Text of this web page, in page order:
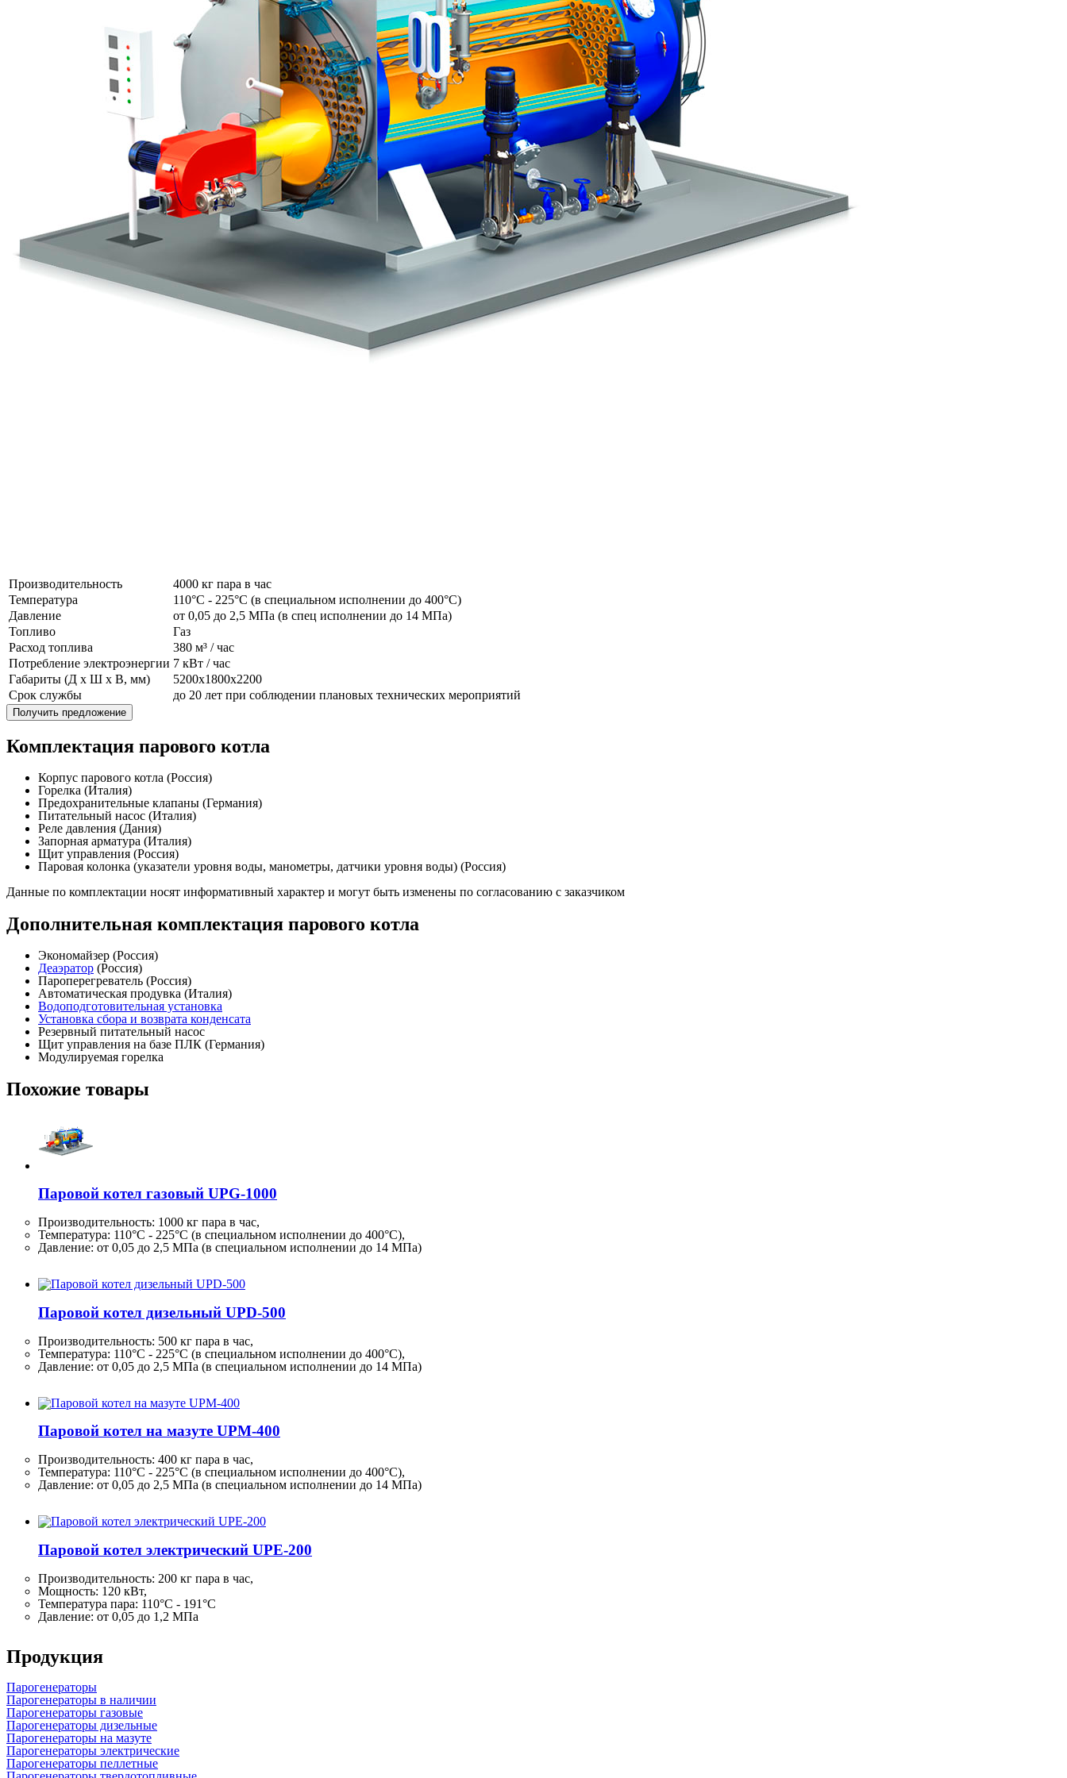
Производительность
4000 кг пара в час
Температура
110°C - 225°C (в специальном исполнении до 400°C)
Давление
от 0,05 до 2,5 МПа (в спец исполнении до 14 МПа)
Топливо
Газ
Расход топлива
380 м³ / час
Потребление электроэнергии 7 кВт / час
Габариты (Д x Ш x В, мм)
5200x1800x2200
Срок службы
до 20 лет при соблюдении плановых технических мероприятий
Получить предложение
Комплектация парового котла
Корпус парового котла (Россия)
Горелка (Италия)
Предохранительные клапаны (Германия)
Питательный насос (Италия)
Реле давления (Дания)
Запорная арматура (Италия)
Щит управления (Россия)
Паровая колонка (указатели уровня воды, манометры, датчики уровня воды) (Россия)
Данные по комплектации носят информативный характер и могут быть изменены по согласованию с заказчиком
Дополнительная комплектация парового котла
Экономайзер (Россия)
Деаэратор (Россия)
Пароперегреватель (Россия)
Автоматическая продувка (Италия)
Водоподготовительная установка
Установка сбора и возврата конденсата
Резервный питательный насос
Щит управления на базе ПЛК (Германия)
Модулируемая горелка
Похожие товары
Паровой котел газовый UPG-1000
Производительность: 1000 кг пара в час,
Температура: 110°C - 225°C (в специальном исполнении до 400°C),
Давление: от 0,05 до 2,5 МПа (в специальном исполнении до 14 МПа)
Паровой котел дизельный UPD-500
Производительность: 500 кг пара в час,
Температура: 110°C - 225°C (в специальном исполнении до 400°C),
Давление: от 0,05 до 2,5 МПа (в специальном исполнении до 14 МПа)
Паровой котел на мазуте UPM-400
Производительность: 400 кг пара в час,
Температура: 110°C - 225°C (в специальном исполнении до 400°C),
Давление: от 0,05 до 2,5 МПа (в специальном исполнении до 14 МПа)
Паровой котел электрический UPE-200
Производительность: 200 кг пара в час,
Мощность: 120 кВт,
Температура пара: 110°C - 191°C
Давление: от 0,05 до 1,2 МПа
Продукция
Парогенераторы
Парогенераторы в наличии
Парогенераторы газовые
Парогенераторы дизельные
Парогенераторы на мазуте
Парогенераторы электрические
Парогенераторы пеллетные